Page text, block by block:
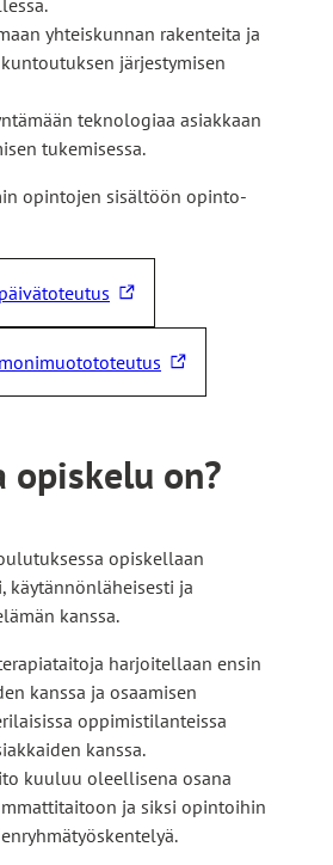
yhteiskunnan rakenteita ja
järjestymisen
teknologiaa asiakkaan
tukemisessa.
opintojen sisältöön opinto-
on?
opiskellaan
käytännönläheisesti ja
kanssa.
harjoitellaan ensin
kanssa ja osaamisen
oppimistilanteissa
kanssa.
kuuluu oleellisena osana
ja siksi opintoihin